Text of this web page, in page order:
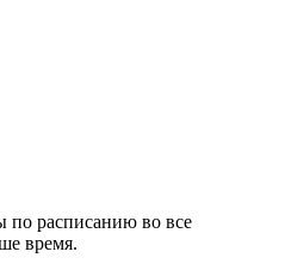
по расписанию во все
время.